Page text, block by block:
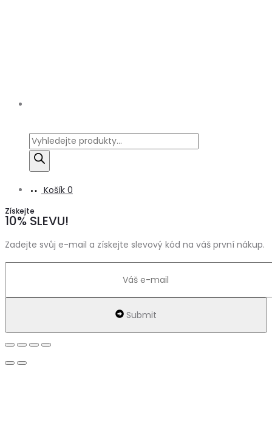
Products
search
Košík 0
Získejte
10% SLEVU!
Zadejte svůj e-mail a získejte slevový kód na váš první nákup.
Submit